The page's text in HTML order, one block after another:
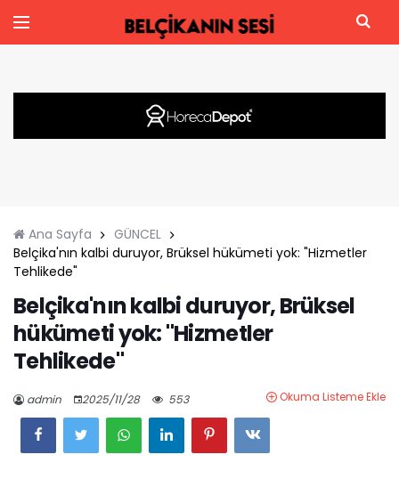
Ana Sayfa
GÜNCEL
Belçika'nın kalbi duruyor, Brüksel hükümeti yok: "Hizmetler
Tehlikede"
Belçika'nın kalbi duruyor, Brüksel
hükümeti yok: "Hizmetler
Tehlikede"
admin 2025/11/28 553 Okuma Listeme Ekle